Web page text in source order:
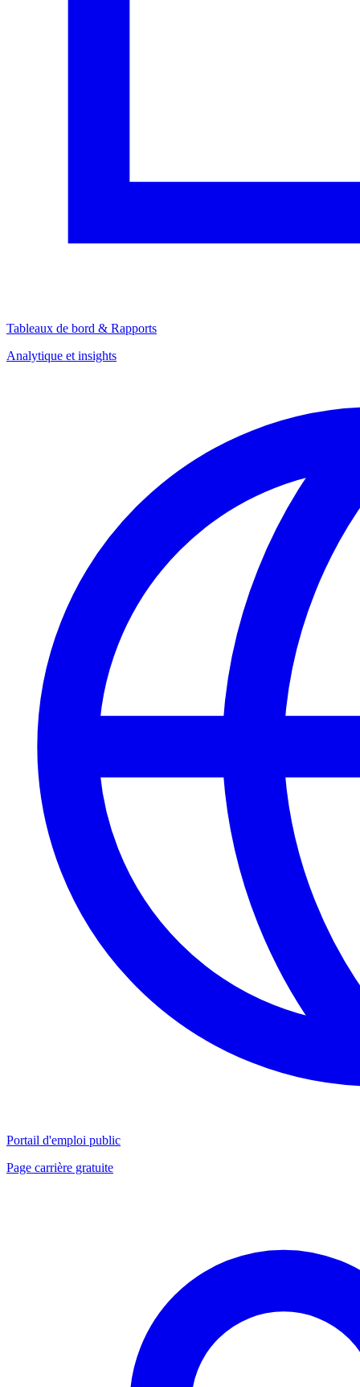
Tableaux de bord & Rapports
Analytique et insights
Portail d'emploi public
Page carrière gratuite